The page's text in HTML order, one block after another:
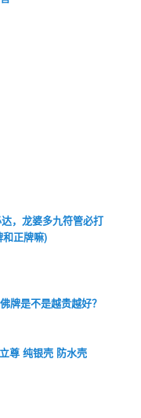
，龙婆多九符管必打
正牌嘛)
牌是不是越贵越好？
尊 纯银壳 防水壳